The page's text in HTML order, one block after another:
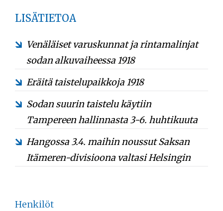
LISÄTIETOA
Venäläiset varuskunnat ja rintamalinjat
sodan alkuvaiheessa 1918
Eräitä taistelupaikkoja 1918
Sodan suurin taistelu käytiin
Tampereen hallinnasta 3-6. huhtikuuta
Hangossa 3.4. maihin noussut Saksan
Itämeren-divisioona valtasi Helsingin
Henkilöt